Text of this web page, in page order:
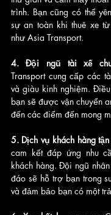
trình. Bạn cũng có thể
sự an toàn khi thuê xe
như Asia Transport.
4. Đội ngũ tài xế
Transport cung cấp các
và giàu kinh nghiệm.
bạn sẽ được vận chuyển
đến các điểm đến mong
5. Dịch vụ khách hàng tận
cam kết đáp ứng nhu
khách hàng. Đội ngũ
đáo sẽ hỗ trợ bạn trong
và đảm bảo bạn có một